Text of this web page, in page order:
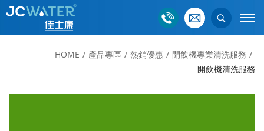
HOME 產品專區 熱銷優惠
開飲機專業清洗服務
開飲機清洗服務